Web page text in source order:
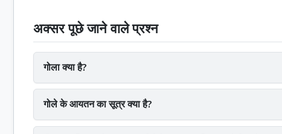
अक्सर पूछे जाने वाले प्रश्न
गोला क्या है?
गोले के आयतन का सूत्र क्या है?